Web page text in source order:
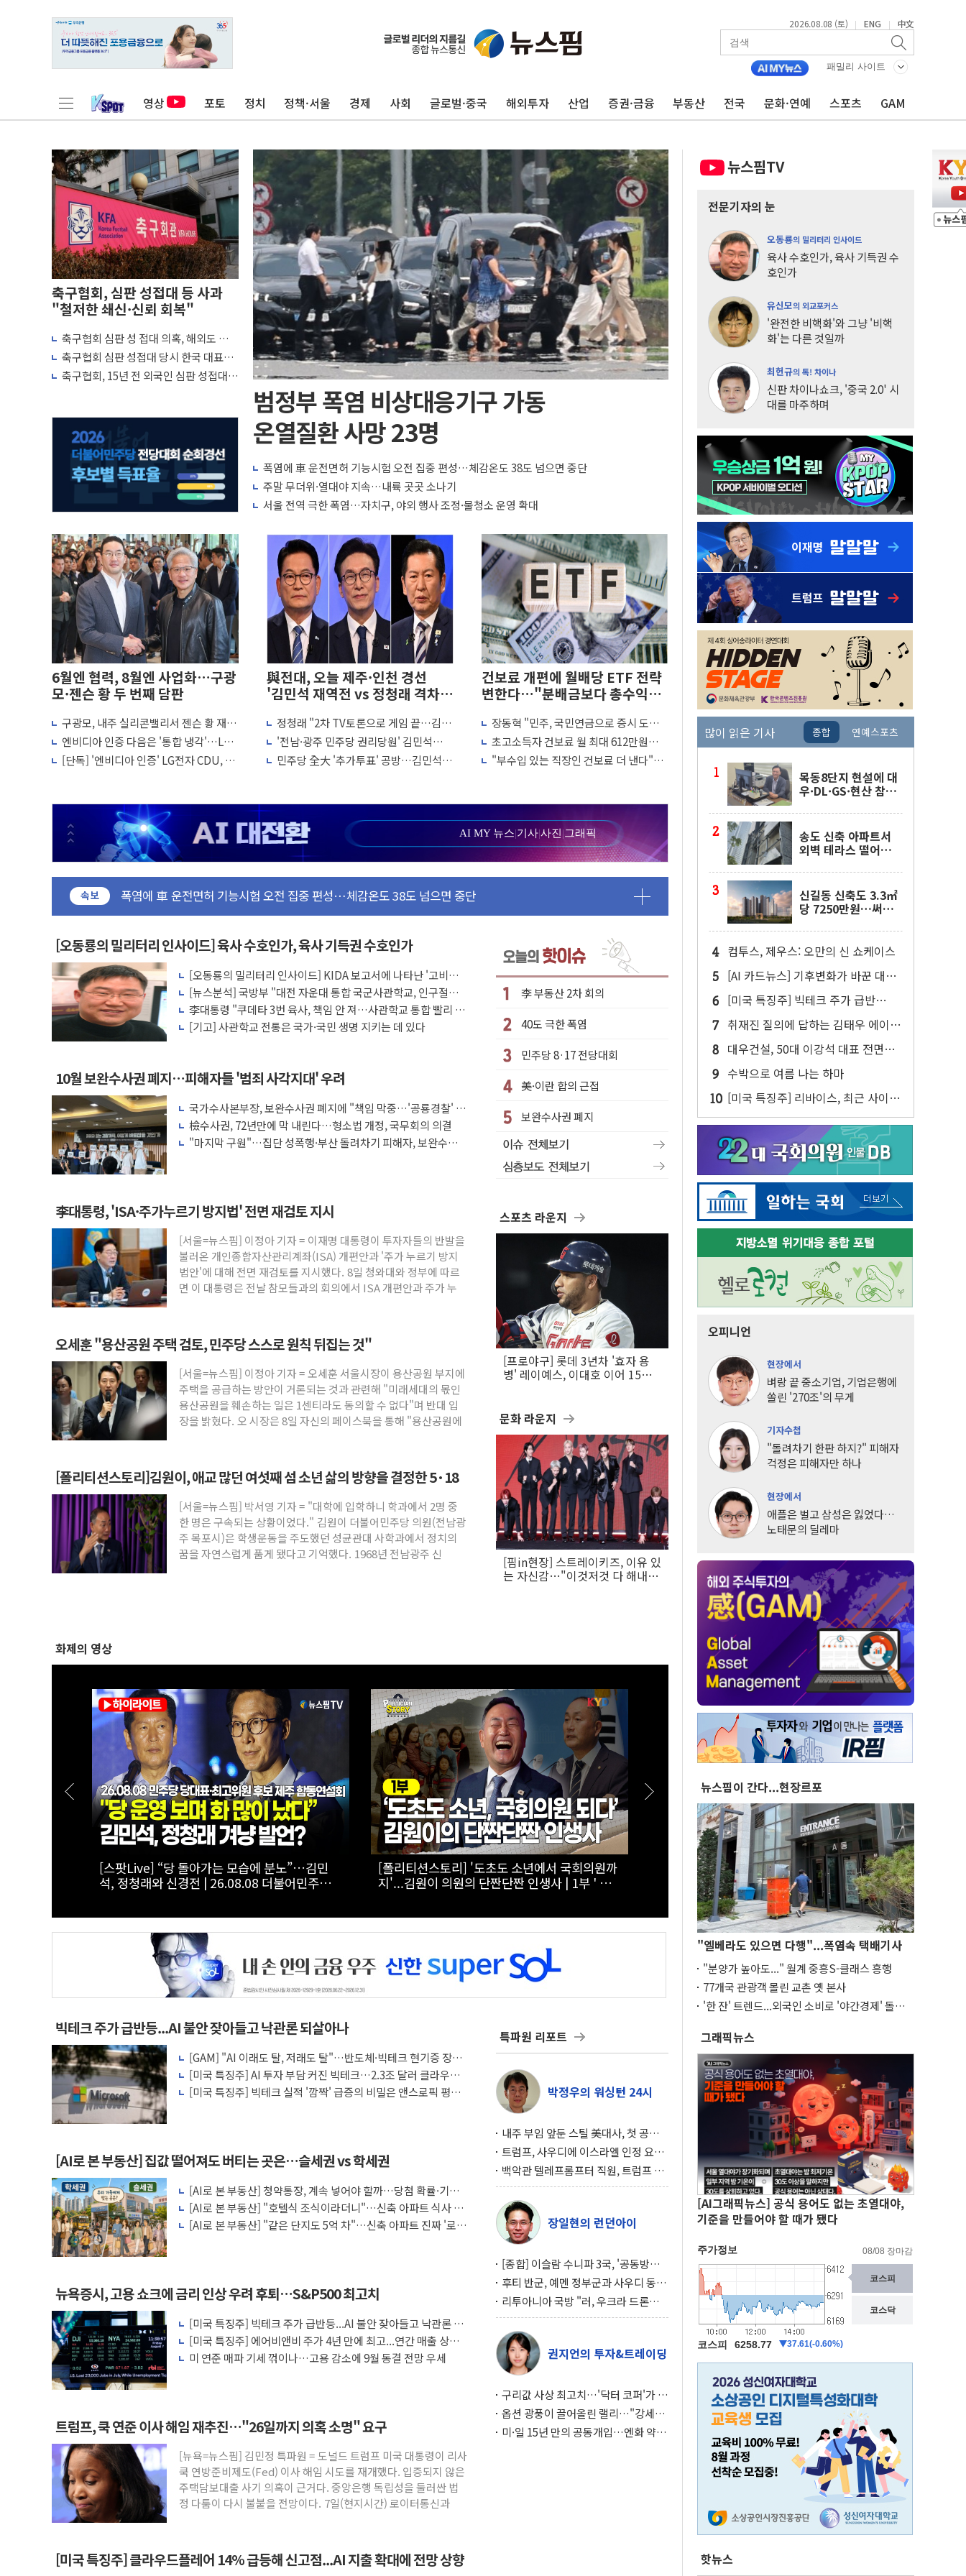
2026.08.08 (토) | ENG | 中文
패밀리 사이트
영상 포토 정치 정책·서울 경제 사회 글로벌·중국 해외투자 산업 증권·금융 부동산 전국 문화·연예 스포츠 GAM
축구협회, 심판 성접대 등 사과
"철저한 쇄신·신뢰 회복"
축구협회 심판 성 접대 의혹, 해외도 관심
↑…감독 선임 과정 수사까지 외신 주목
축구협회 심판 성접대 당시 한국 대표팀
7경기 무패 행진
축구협회, 15년 전 외국인 심판 성접대
범정부 폭염 비상대응기구 가동
온열질환 사망 23명
폭염에 車 운전면허 기능시험 오전 집중 편성…체감온도 38도 넘으면 중단
주말 무더위·열대야 지속…내륙 곳곳 소나기
서울 전역 극한 폭염…자치구, 야외 행사 조정·물청소 운영 확대
6월엔 협력, 8월엔 사업화…구광
모·젠슨 황 두 번째 담판
구광모, 내주 실리콘밸리서 젠슨 황 재
회…로봇·AI 데이터센터·모빌리티 구체
화
엔비디아 인증 다음은 '통합 냉각'…LG,
CDU 넘어 칠러까지 묶는다
[단독] '엔비디아 인증' LG전자 CDU, 美
與전대, 오늘 제주·인천 경선
'김민석 재역전 vs 정청래 격차
정청래 "2차 TV토론으로 게임 끝…김민
석, 신천지 허위신고에 배신 사과 안 해"
'전남·광주 민주당 권리당원' 김민석
47.5% 정청래 34.4% 송영길 14.6%
민주당 全大 '추가투표' 공방…김민석
건보료 개편에 월배당 ETF 전략
변한다…"분배금보다 총수익
장동혁 "민주, 국민연금으로 증시 도박
판 만들더니 아예 카지노 차릴 판"
초고소득자 건보료 월 최대 612만원으
로...하한도 상향
"부수입 있는 직장인 건보료 더 낸다"…
AI MY 뉴스|기사|사진 |그래픽
속보
동해중부 전 해상 풍랑주의보…10일까지 최대 3.5m 높은 물결
연일 폭염에 온열질환 사망 23명…정부, 비상대응기구 가동
中 전방위 아파트 부양, 수도 베이징도 부동산 규제 철폐
동해시, 11~14일 '별똥별 멍' 운영…페르세우스 유성우 관측
강원 중·남부 동해안 시간당 50mm 이상 폭우…호우경보 발효
청양 밭에서 일하던 90대 숨져…온열질환 여부 조사
폭염에 車 운전면허 기능시험 오전 집중 편성…체감온도 38도 넘으면 중단
李대통령, 'ISA·주가누르기 방지법' 전면 재검토 지시
'호우 특보' 경북 울진 시간당 20~30mm 강한 비...가뭄 해소될 듯
주말 무더위·열대야 지속…내륙 곳곳 소나기
오세훈 "용산공원 주택 검토, 민주당 스스로 원칙 뒤집는 것"
충북 주말 무더위 지속…청주·진천 35도, 곳곳 소나기
10월 보완수사권 폐지·공소청 출범…피해자들 '범죄 사각지대' 우려
한상협, 업계 개인정보 보안 새판 짠다…'자율규제단체' 타진
민주당, 오늘 제주·인천 경선 발표...김민석 '재역전' vs 정청래 '격차 확대'
뉴욕증시, 고용 쇼크에 금리 인상 우려 후퇴…S&P500 최고치
트럼프, 쿡 연준 이사 해임 재추진…"26일까지 의혹 소명" 요구
유럽증시, 美 고용 예상 밖 부진에 연준 금리 인상 가능성 낮아지며 상승… STOXX 600 지수는 나흘 연속
최고치
미 연준 매파 기세 꺾이나…고용 감소에 9월 동결 전망 우세
[오동룡의 밀리터리 인사이드] 육사 수호인가, 육사 기득권 수호인가
[오동룡의 밀리터리 인사이드] KIDA 보고서에 나타난 '고비용
저효율' 사관생도 양성의 '민낯'
[뉴스분석] 국방부 "대전 자운대 통합 국군사관학교, 인구절벽·
미래전·전작권·합동성 대응 구조개혁"
李대통령 "쿠데타 3번 육사, 책임 안 져…사관학교 통합 빨리 하
라"
[기고] 사관학교 전통은 국가·국민 생명 지키는 데 있다
10월 보완수사권 폐지…피해자들 '범죄 사각지대' 우려
국가수사본부장, 보완수사권 폐지에 "책임 막중…'공룡경찰' 우
려 해소"
檢수사권, 72년만에 막 내린다…형소법 개정, 국무회의 의결
"마지막 구원"…집단 성폭행·부산 돌려차기 피해자, 보완수사
李대통령, 'ISA·주가누르기 방지법' 전면 재검토 지시
[서울=뉴스핌] 이정아 기자 = 이재명 대통령이 투자자들의 반발을
불러온 개인종합자산관리계좌(ISA) 개편안과 '주가 누르기 방지
법안'에 대해 전면 재검토를 지시했다. 8일 청와대와 정부에 따르
면 이 대통령은 전날 참모들과의 회의에서 ISA 개편안과 주가 누
오세훈 "용산공원 주택 검토, 민주당 스스로 원칙 뒤집는 것"
[서울=뉴스핌] 이정아 기자 = 오세훈 서울시장이 용산공원 부지에
주택을 공급하는 방안이 거론되는 것과 관련해 "미래세대의 몫인
용산공원을 훼손하는 일은 1센티라도 동의할 수 없다"며 반대 입
장을 밝혔다. 오 시장은 8일 자신의 페이스북을 통해 "용산공원에
[폴리티션스토리]김원이, 애교 많던 여섯째 섬 소년 삶의 방향을 결정한 5·18
[서울=뉴스핌] 박서영 기자 = "대학에 입학하니 학과에서 2명 중
한 명은 구속되는 상황이었다." 김원이 더불어민주당 의원(전남광
주 목포시)은 학생운동을 주도했던 성균관대 사학과에서 정치의
꿈을 자연스럽게 품게 됐다고 기억했다. 1968년 전남광주 신
李 부동산 2차 회의
40도 극한 폭염
민주당 8·17 전당대회
美·이란 합의 근접
보완수사권 폐지
스포츠 라운지
[프로야구] 롯데 3년차 '효자 용
병' 레이예스, 이대호 이어 15년
문화 라운지
[핌in현장] 스트레이키즈, 이유 있
는 자신감…"이것저것 다 해내는
화제의 영상
[폴리티션스토리] "800조 서남권 반도체 투자
를 위해"...김원이가 산자위에 남기로 한 이유
[스팟Live] ‘1211표 차’ 초접전, 승부 가를 제주
표심은?...제3차 정기전국당원대회 후보자 제주
[스팟Live] “정청래 후보 그동안 고생 많이 했습
니다”…송영길, 연임에 선 긋기 | 26.08.08 더불
어민주당 당대표·최고위원 후보 제주 합동연설
빅테크 주가 급반등...AI 불안 잦아들고 낙관론 되살아나
[GAM] "AI 이래도 탈, 저래도 탈"…반도체·빅테크 현기증 장세,
왜?
[미국 특징주] AI 투자 부담 커진 빅테크…2.3조 달러 클라우드
수주가 버팀목
[미국 특징주] 빅테크 실적 '깜짝' 급증의 비밀은 앤스로픽 평가
[AI로 본 부동산] 집값 떨어져도 버티는 곳은…슬세권 vs 학세권
[AI로 본 부동산] 청약통장, 계속 넣어야 할까…당첨 확률·기회
비용 따져보니
[AI로 본 부동산] "호텔식 조식이라더니"…신축 아파트 식사 서
비스의 속사정
[AI로 본 부동산] "같은 단지도 5억 차"…신축 아파트 진짜 '로얄
뉴욕증시, 고용 쇼크에 금리 인상 우려 후퇴…S&P500 최고치
[미국 특징주] 빅테크 주가 급반등...AI 불안 잦아들고 낙관론 되
살아나
[미국 특징주] 에어비앤비 주가 4년 만에 최고...연간 매출 상향
에 투자자 반색
미 연준 매파 기세 꺾이나…고용 감소에 9월 동결 전망 우세
트럼프, 쿡 연준 이사 해임 재추진…"26일까지 의혹 소명" 요구
[뉴욕=뉴스핌] 김민정 특파원 = 도널드 트럼프 미국 대통령이 리사
쿡 연방준비제도(Fed) 이사 해임 시도를 재개했다. 입증되지 않은
주택담보대출 사기 의혹이 근거다. 중앙은행 독립성을 둘러싼 법
정 다툼이 다시 불붙을 전망이다. 7일(현지시간) 로이터통신과
[미국 특징주] 클라우드플레어 14% 급등해 신고점...AI 지출 확대에 전망 상향
특파원 리포트
박정우의 워싱턴 24시
내주 부임 앞둔 스틸 美대사, 첫 공개
행사서 "한미동맹 강화 최우선 과제"
트럼프, 사우디에 이스라엘 인정 요
구…원자력 협정 서명 하루 만에 좌초
위기
백악관 텔레프롬프터 직원, 트럼프 연
설 미리 보고 베팅 시장서 10만달러 챙
겨
장일현의 런던아이
[종합] 이슬람 수니파 3국, '공동방위
협정' 체결… 이스라엘·이란 위협에
맞설 자체 억지력 강화
후티 반군, 예멘 정부군과 사우디 동시
공격… 위기 고조되는 또 다른 중동 화
약고
리투아니아 국방 "러, 우크라 드론으
로 나토 회원국 공격 검토… 거짓 깃발
작전"
권지언의 투자&트레이딩
구리값 사상 최고치…'닥터 코퍼'가 말
하는 경기 신호가 달라졌다
옵션 광풍이 끌어올린 랠리…"강세장
이면에 과열 경고등"
미·일 15년 만의 공동개입…엔화 약세
뉴스핌TV
전문기자의 눈
오동룡의 밀리터리 인사이드
육사 수호인가, 육사 기득권 수
호인가
유신모의 외교포커스
'완전한 비핵화'와 그냥 '비핵
화'는 다른 것일까
최헌규의 톡! 차이나
신판 차이나쇼크, '중국 2.0' 시
대를 마주하며
많이 읽은 기사 종합 연예스포츠
목동8단지 현설에 대
우·DL·GS·현산 참
가' 조건
송도 신축 아파트서
외벽 테라스 떨어
"전수 조사"
신길동 신축도 3.3㎡
당 7250만원…써밋
원대
컴투스, 제우스: 오만의 신 쇼케이스
[AI 카드뉴스] 기후변화가 바꾼 대한
민국 여름
[미국 특징주] 빅테크 주가 급반
등...AI 불안 잦아들고 낙관론 되살아
나
취재진 질의에 답하는 김태우 에이버
튼 CD
대우건설, 50대 이강석 대표 전면
에...임원·조직 대대적 개편 예고
수박으로 여름 나는 하마
[미국 특징주] 리바이스, 최근 사이버
공격 물결 속 보안 침해 사실 공개
오피니언
현장에서
벼랑 끝 중소기업, 기업은행에
쏠린 '270조'의 무게
기자수첩
"돌려차기 한판 하지?" 피해자
걱정은 피해자만 하나
현장에서
애플은 벌고 삼성은 잃었다…
노태문의 딜레마
뉴스핌이 간다...현장르포
"엘베라도 있으면 다행"...폭염속 택배기사
"분양가 높아도..." 월계 중흥S-클래스 흥행
77개국 관광객 몰린 교촌 옛 본사
'한 잔' 트렌드...외국인 소비로 '야간경제' 돌파
그래픽뉴스
[AI그래픽뉴스] 공식 용어도 없는 초열대야,
기준을 만들어야 할 때가 됐다
핫뉴스